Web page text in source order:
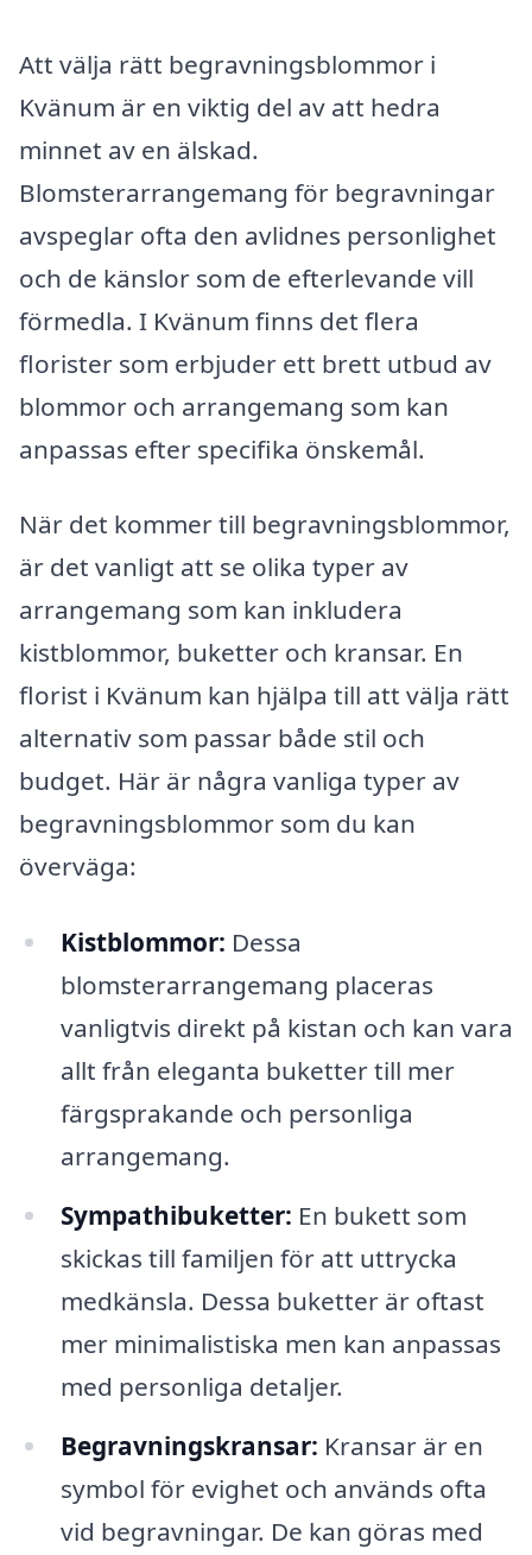
Att välja rätt begravningsblommor i
Kvänum är en viktig del av att hedra
minnet av en älskad.
Blomsterarrangemang för begravningar
avspeglar ofta den avlidnes personlighet
och de känslor som de efterlevande vill
förmedla. I Kvänum finns det flera
florister som erbjuder ett brett utbud av
blommor och arrangemang som kan
anpassas efter specifika önskemål.
När det kommer till begravningsblommor,
är det vanligt att se olika typer av
arrangemang som kan inkludera
kistblommor, buketter och kransar. En
florist i Kvänum kan hjälpa till att välja rätt
alternativ som passar både stil och
budget. Här är några vanliga typer av
begravningsblommor som du kan
överväga:
Kistblommor: Dessa
blomsterarrangemang placeras
vanligtvis direkt på kistan och kan vara
allt från eleganta buketter till mer
färgsprakande och personliga
arrangemang.
Sympathibuketter: En bukett som
skickas till familjen för att uttrycka
medkänsla. Dessa buketter är oftast
mer minimalistiska men kan anpassas
med personliga detaljer.
Begravningskransar: Kransar är en
symbol för evighet och används ofta
vid begravningar. De kan göras med